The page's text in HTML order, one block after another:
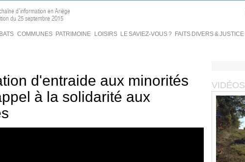
d'information en Ariège
du 25 septembre 2015
COMMUNES PATRIMOINE LOISIRS LE SAVIEZ-VOUS ? FAITS DIVERS & JUSTICE
d'entraide aux minorités
à la solidarité aux
VIDÉOS